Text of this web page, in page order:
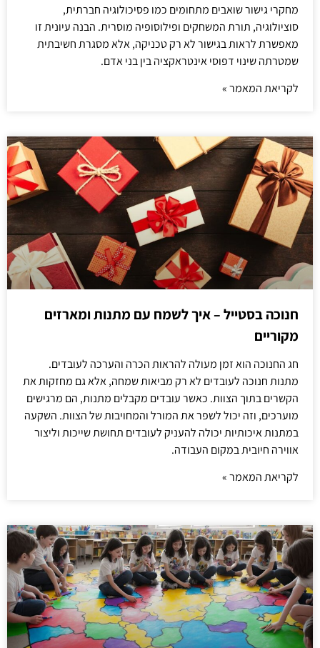
מחקרי גישור שואבים מתחומים כמו פסיכולוגיה חברתית,
סוציולוגיה, תורת המשחקים ופילוסופיה מוסרית. הבנה עיונית זו
מאפשרת לראות בגישור לא רק טכניקה, אלא מסגרת חשיבתית
שמטרתה שינוי דפוסי אינטראקציה בין בני אדם.
לקריאת המאמר »
חנוכה בסטייל – איך לשמח עם מתנות ומארזים
מקוריים
חג החנוכה הוא זמן מעולה להראות הכרה והערכה לעובדים.
מתנות חנוכה לעובדים לא רק מביאות שמחה, אלא גם מחזקות את
הקשרים בתוך הצוות. כאשר עובדים מקבלים מתנות, הם מרגישים
מוערכים, וזה יכול לשפר את המורל והמחויבות של הצוות. השקעה
במתנות איכותיות יכולה להעניק לעובדים תחושת שייכות וליצור
אווירה חיובית במקום העבודה.
לקריאת המאמר »